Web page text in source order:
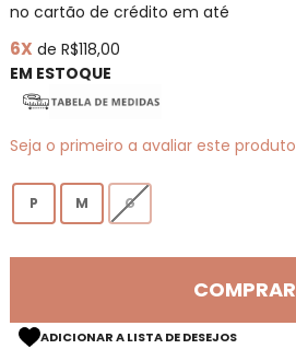
no cartão de crédito em até
6X de R$118,00
EM ESTOQUE
Seja o primeiro a avaliar este produto
P M G
COMPRAR
ADICIONAR A LISTA DE DESEJOS
da
de
imagens